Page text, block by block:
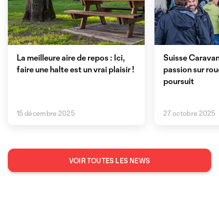
La meilleure aire de repos : Ici,
faire une halte est un vrai plaisir !
15 décembre 2025
Suisse
passion sur
poursuit
27 octobre 2025
VOIR TOUTES LES NEWS